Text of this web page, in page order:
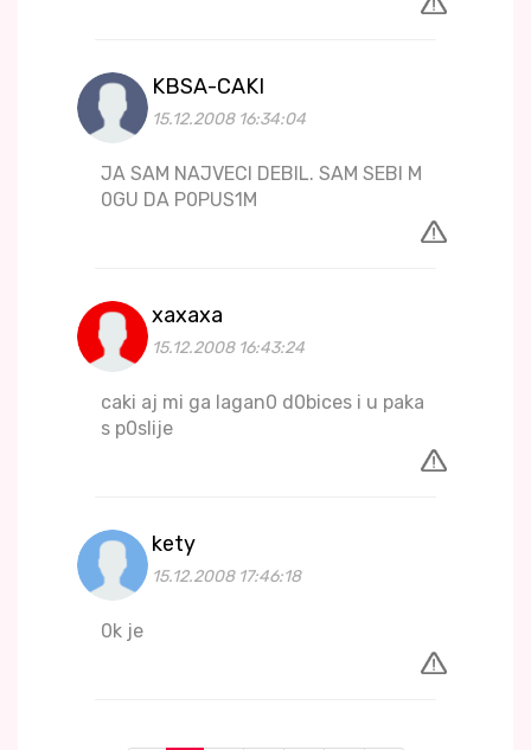
KBSA-CAKI
15.12.2008 16:34:04
JA SAM NAJVECI DEBIL. SAM SEBI M
0GU DA P0PUS1M
xaxaxa
15.12.2008 16:43:24
caki aj mi ga lagan0 d0bices i u paka
s p0slije
kety
15.12.2008 17:46:18
0k je